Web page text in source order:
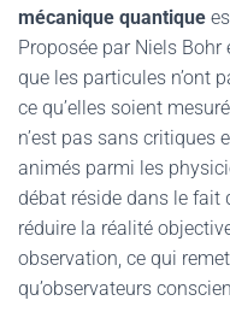
mécanique quantique
Proposée par Niels Bohr
que les particules n’ont
ce qu’elles soient
n’est pas sans critiques
animés parmi les
débat réside dans le fait
réduire la réalité
observation, ce qui
qu’observateurs